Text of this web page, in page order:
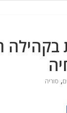
בקהילה
, סוריה